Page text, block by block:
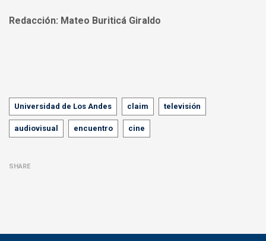
Redacción: Mateo Buriticá Giraldo
Tags
Universidad de Los Andes claim televisión
audiovisual encuentro cine
SHARE